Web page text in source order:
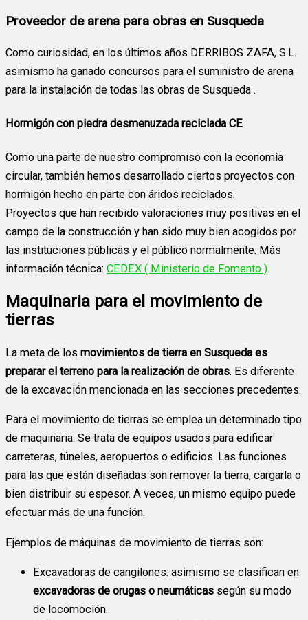
Proveedor de arena para obras en Susqueda
Como curiosidad, en los últimos años DERRIBOS ZAFA, S.L.
asimismo ha ganado concursos para el suministro de arena
para la instalación de todas las obras de Susqueda .
Hormigón con piedra desmenuzada reciclada CE
Como una parte de nuestro compromiso con la economía
circular, también hemos desarrollado ciertos proyectos con
hormigón hecho en parte con áridos reciclados.
Proyectos que han recibido valoraciones muy positivas en el
campo de la construcción y han sido muy bien acogidos por
las instituciones públicas y el público normalmente. Más
información técnica: CEDEX ( Ministerio de Fomento ).
Maquinaria para el movimiento de
tierras
La meta de los movimientos de tierra en Susqueda es
preparar el terreno para la realización de obras. Es diferente
de la excavación mencionada en las secciones precedentes.
Para el movimiento de tierras se emplea un determinado tipo
de maquinaria. Se trata de equipos usados para edificar
carreteras, túneles, aeropuertos o edificios. Las funciones
para las que están diseñadas son remover la tierra, cargarla o
bien distribuir su espesor. A veces, un mismo equipo puede
efectuar más de una función.
Ejemplos de máquinas de movimiento de tierras son:
Excavadoras de cangilones: asimismo se clasifican en
excavadoras de orugas o neumáticas según su modo
de locomoción.